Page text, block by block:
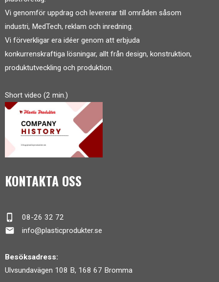
Vi genomför uppdrag och levererar till områden såsom
industri, MedTech, reklam och inredning.
Vi förverkligar era idéer genom att erbjuda
konkurrenskraftiga lösningar, allt från design, konstruktion,
produktutveckling och produktion.
Short video (2 min.)
KONTAKTA OSS
phone_iphone 08-26 32 72
mail info@plasticprodukter.se
Besöksadress:
Ulvsundavägen 108 B, 168 67 Bromma